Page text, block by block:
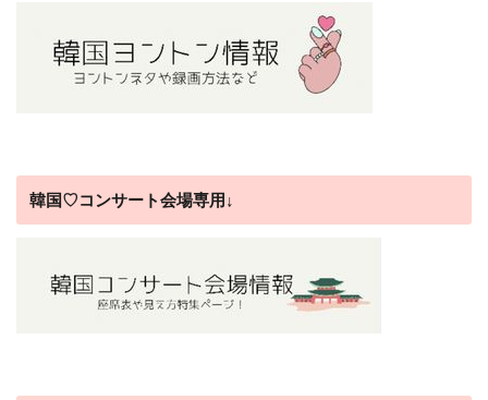
韓国♡コンサート会場専用↓